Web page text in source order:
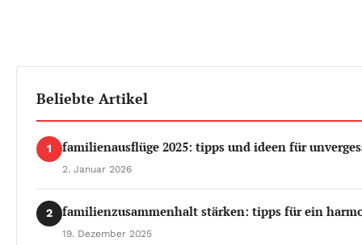
Beliebte Artikel
1 familienausflüge 2025: tipps und ideen für
2. Januar 2026
2 familienzusammenhalt stärken: tipps für ein
19. Dezember 2025